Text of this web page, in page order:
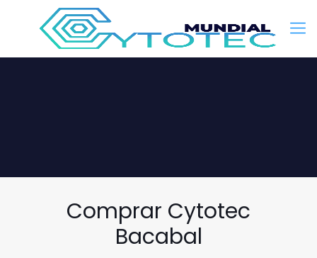
Comprar Cytotec
Bacabal